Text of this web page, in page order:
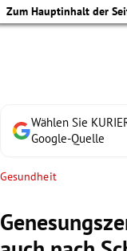
Zum Hauptinhalt der
Wählen Sie
Google-Quelle
Gesundheit